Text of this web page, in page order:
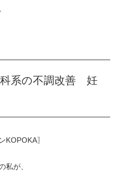
系の不調改善 妊
KOPOKA〗⁡
私が、⁡